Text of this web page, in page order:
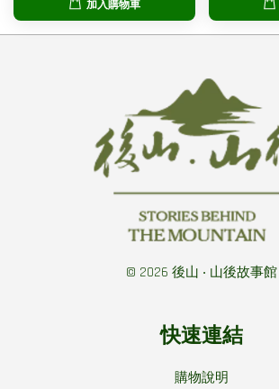
加入購物車
© 2026 後山 ‧ 山後故事館
快速連結
購物說明